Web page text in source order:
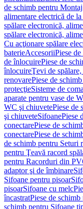
de schimb pentru
alimentare electrică de la
spălare electronică,
spălare electronică,
Cu acţionare spălare
baterieAccesoriiPiese
de înlocuirePiese de
înlocuireŢevi de
renovarePiese de
protecţieSisteme de
aparate pentru vase de
WC şi chiuvetePiese de
şi chiuveteSifoanePiese
conectarePiese de
conectarePiese de
de schimb pentru Seturi
pentru Ţeavă racord
pentru Racorduri din
adaptor şi de îmbinare
Sifoane pentru pisoar
pisoarSifoane cu melc
încastratPiese de
schimb pentru Sifoane